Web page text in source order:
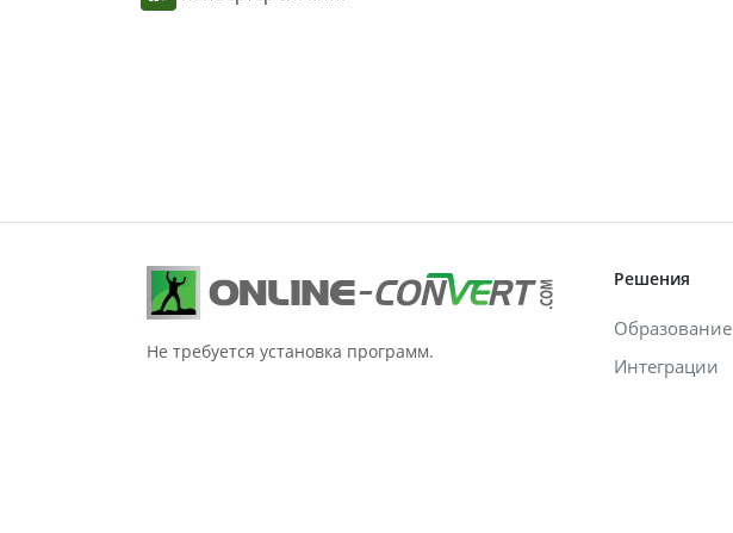
Не требуется установка программ.
Решения
Образование
Интеграции